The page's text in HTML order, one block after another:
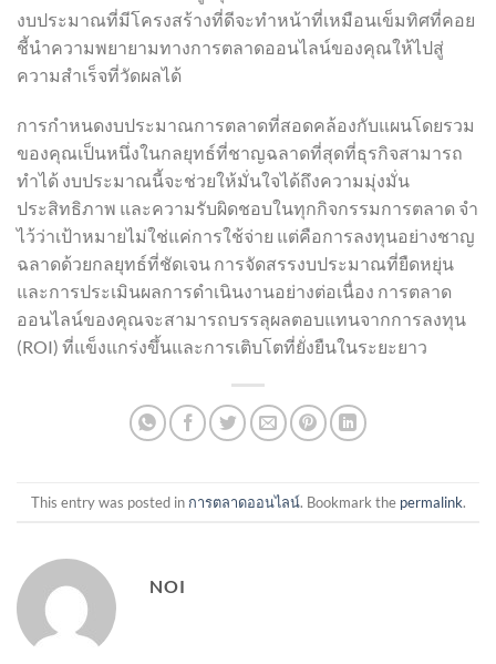
งบประมาณที่มีโครงสร้างที่ดีจะทำหน้าที่เหมือนเข็มทิศที่คอย
ชี้นำความพยายามทางการตลาดออนไลน์ของคุณให้ไปสู่
ความสำเร็จที่วัดผลได้
การกำหนดงบประมาณการตลาดที่สอดคล้องกับแผนโดยรวม
ของคุณเป็นหนึ่งในกลยุทธ์ที่ชาญฉลาดที่สุดที่ธุรกิจสามารถ
ทำได้ งบประมาณนี้จะช่วยให้มั่นใจได้ถึงความมุ่งมั่น
ประสิทธิภาพ และความรับผิดชอบในทุกกิจกรรมการตลาด จำ
ไว้ว่าเป้าหมายไม่ใช่แค่การใช้จ่าย แต่คือการลงทุนอย่างชาญ
ฉลาดด้วยกลยุทธ์ที่ชัดเจน การจัดสรรงบประมาณที่ยืดหยุ่น
และการประเมินผลการดำเนินงานอย่างต่อเนื่อง การตลาด
ออนไลน์ของคุณจะสามารถบรรลุผลตอบแทนจากการลงทุน
(ROI) ที่แข็งแกร่งขึ้นและการเติบโตที่ยั่งยืนในระยะยาว
This entry was posted in การตลาดออนไลน์. Bookmark the permalink.
NOI